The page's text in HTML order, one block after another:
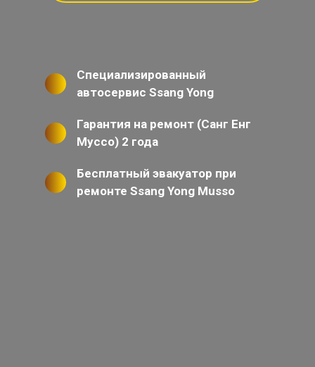
Специализированный
автосервис Ssang Yong
Гарантия на ремонт (Санг Енг
Муссо) 2 года
Бесплатный эвакуатор при
ремонте Ssang Yong Musso